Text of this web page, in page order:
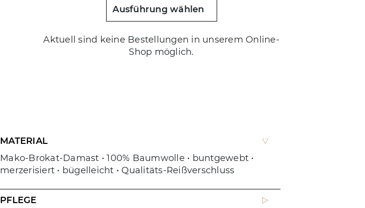
Ausführung wählen
Aktuell sind keine Bestellungen in unserem Online-
Shop möglich.
MATERIAL
Mako-Brokat-Damast • 100% Baumwolle • buntgewebt •
merzerisiert • bügelleicht • Qualitäts-Reißverschluss
PFLEGE